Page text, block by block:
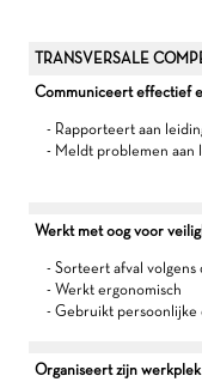
TRANSVERSALE
Communiceert effectief
- Rapporteert aan
- Meldt problemen
Werkt met oog voor
- Sorteert afval
- Werkt ergonomisch
- Gebruikt persoonlijke
Organiseert zijn